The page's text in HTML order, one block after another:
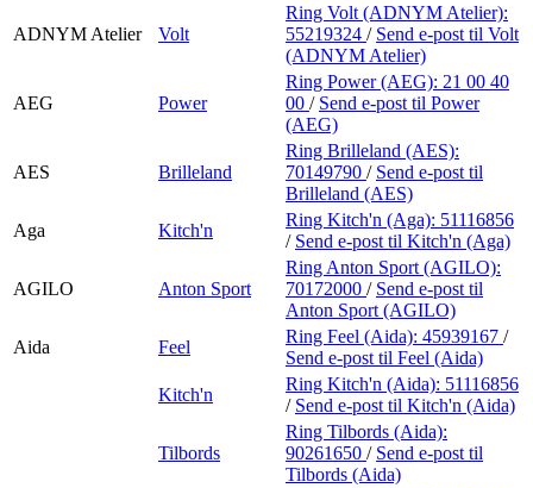
ADNYM Atelier Volt
Ring Volt (ADNYM Atelier):
55219324 / Send e-post til Volt
(ADNYM Atelier)
AEG Power
Ring Power (AEG): 21 00 40
00 / Send e-post til Power
(AEG)
AES Brilleland
Ring Brilleland (AES):
70149790 / Send e-post til
Brilleland (AES)
Aga
Kitch'n
Ring Kitch'n (Aga): 51116856
/ Send e-post til Kitch'n (Aga)
AGILO Anton Sport
Ring Anton Sport (AGILO):
70172000 / Send e-post til
Anton Sport (AGILO)
Aida
Feel
Ring Feel (Aida): 45939167 /
Send e-post til Feel (Aida)
Kitch'n
Ring Kitch'n (Aida): 51116856
/ Send e-post til Kitch'n (Aida)
Tilbords
Ring Tilbords (Aida):
90261650 / Send e-post til
Tilbords (Aida)